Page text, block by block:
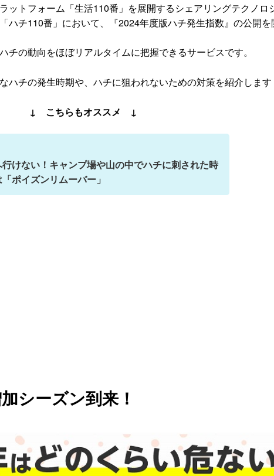
ットフォーム「生活110番」を展開するシェアリングテクノロ
ハチ110番」において、『2024年度版ハチ発生指数』の公開を
の動向をほぼリアルタイムに把握できるサービスです。
ハチの発生時期や、ハチに狙われないための対策を紹介します
↓ こちらもオススメ ↓
けない！キャンプ場や山の中でハチに刺された時
ポイズンリムーバー」
シーズン到来！